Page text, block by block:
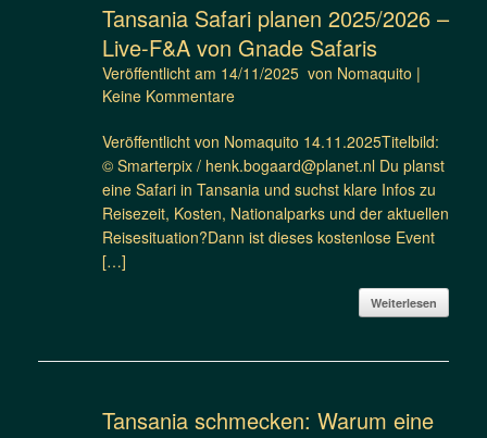
Tansania Safari planen 2025/2026 –
Live-F&A von Gnade Safaris
Veröffentlicht am 14/11/2025 von Nomaquito |
Keine Kommentare
Veröffentlicht von Nomaquito 14.11.2025Titelbild:
© Smarterpix / henk.bogaard@planet.nl Du planst
eine Safari in Tansania und suchst klare Infos zu
Reisezeit, Kosten, Nationalparks und der aktuellen
Reisesituation?Dann ist dieses kostenlose Event
[…]
Weiterlesen
Tansania schmecken: Warum eine